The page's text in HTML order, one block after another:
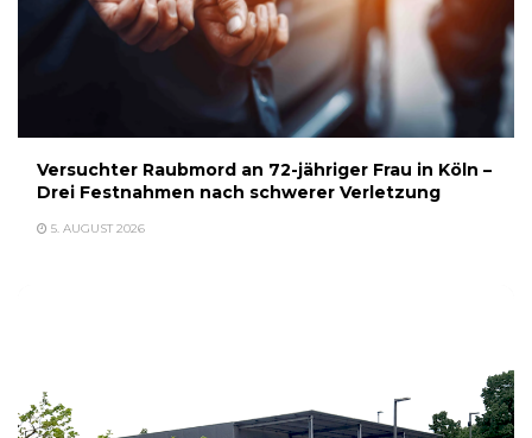
Versuchter Raubmord an 72-jähriger Frau in Köln –
Drei Festnahmen nach schwerer Verletzung
5. AUGUST 2026